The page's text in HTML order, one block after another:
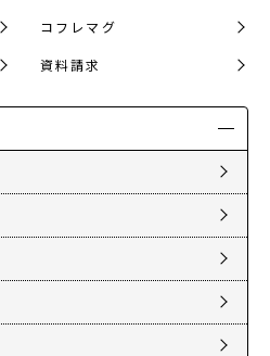
コフレマグ
資料請求